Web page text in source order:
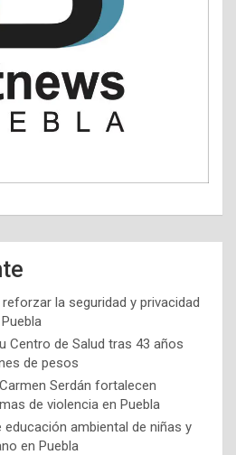
la seguridad y privacidad
Centro de Salud tras 43 años
de pesos
Serdán fortalecen
de violencia en Puebla
ambiental de niñas y
en Puebla